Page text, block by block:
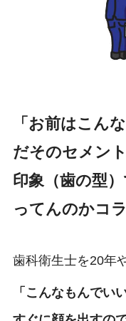
「お前はこん
だそのセメン
印象（歯の型
ってんのかコラ
歯科衛生士を20年
「こんなもんでい